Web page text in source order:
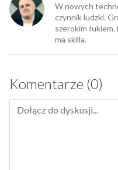
W nowych
czynnik ludzki.
szerokim
ma skilla.
Komentarze (0)